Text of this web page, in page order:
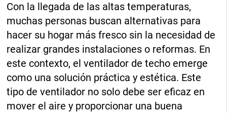
Con la llegada de las altas temperaturas,
muchas personas buscan alternativas para
hacer su hogar más fresco sin la necesidad de
realizar grandes instalaciones o reformas. En
este contexto, el ventilador de techo emerge
como una solución práctica y estética. Este
tipo de ventilador no solo debe ser eficaz en
mover el aire y proporcionar una buena